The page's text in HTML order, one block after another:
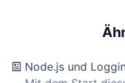
Node.js und